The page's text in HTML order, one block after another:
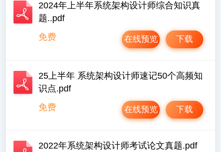
2024年上半年系统架构设计师综合知识真
题..pdf
免费
下载
在线预览
25上半年 系统架构设计师速记50个高频知
识点.pdf
免费
下载
在线预览
2022年系统架构设计师考试论文真题.pdf